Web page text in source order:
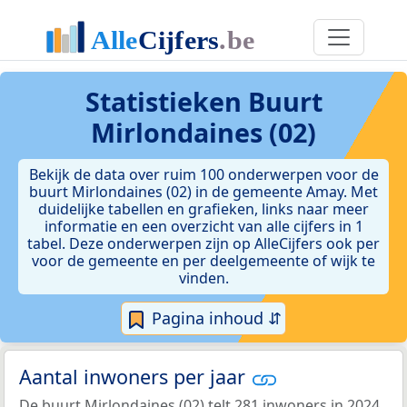
Statistieken Buurt
Mirlondaines (02)
Bekijk de data over ruim 100 onderwerpen voor de
buurt Mirlondaines (02) in de gemeente Amay. Met
duidelijke tabellen en grafieken, links naar meer
informatie en een overzicht van alle cijfers in 1
tabel. Deze onderwerpen zijn op AlleCijfers ook per
voor de gemeente en per deelgemeente of wijk te
vinden.
Pagina inhoud ⇵
Aantal inwoners per jaar